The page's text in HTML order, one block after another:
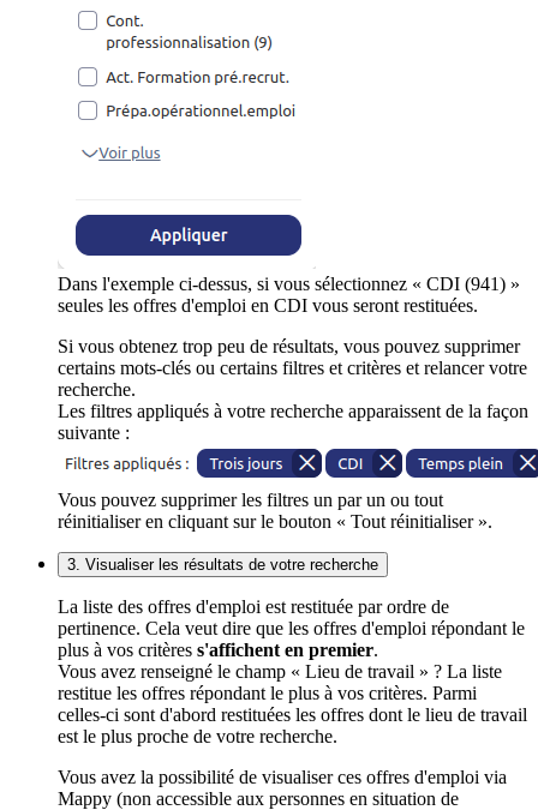
Dans l'exemple ci-dessus, si vous sélectionnez « CDI (941) »
seules les offres d'emploi en CDI vous seront restituées.
Si vous obtenez trop peu de résultats, vous pouvez supprimer
certains mots-clés ou certains filtres et critères et relancer votre
recherche.
Les filtres appliqués à votre recherche apparaissent de la façon
suivante :
Vous pouvez supprimer les filtres un par un ou tout
réinitialiser en cliquant sur le bouton « Tout réinitialiser ».
3. Visualiser les résultats de votre recherche
La liste des offres d'emploi est restituée par ordre de
pertinence. Cela veut dire que les offres d'emploi répondant le
plus à vos critères s'affichent en premier.
Vous avez renseigné le champ « Lieu de travail » ? La liste
restitue les offres répondant le plus à vos critères. Parmi
celles-ci sont d'abord restituées les offres dont le lieu de travail
est le plus proche de votre recherche.
Vous avez la possibilité de visualiser ces offres d'emploi via
Mappy (non accessible aux personnes en situation de